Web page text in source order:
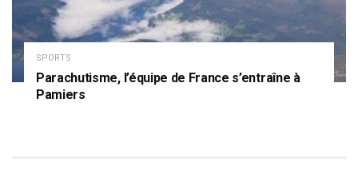
SPORTS
Parachutisme, l’équipe de France s’entraîne à
Pamiers